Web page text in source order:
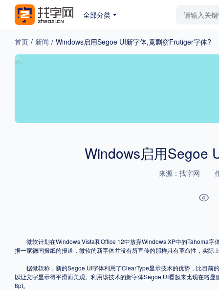
全部分类
最新字体 排行榜
外观
格式
首页 / 新闻 / Windows启用Segoe UI新字体,竟剽窃Frutiger字体?
Windows启用Segoe
来源：找字网
微软计划在Windows Vista和Office 12中放弃Windows XP中的Tahoma字
据一家德国报纸的报道，微软的新字体并没有所宣传的那样具有革命性，实际
据微软称，新的Segoe UI字体利用了ClearType显示技术的优势，比目前
以让文字显示得平滑而美观。利用该技术的新字体Segoe UI看起来比现在略
8pt。